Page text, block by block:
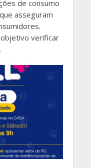
de consumo
asseguram
verificar